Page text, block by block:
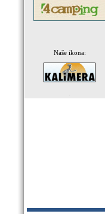
Naše ikona: